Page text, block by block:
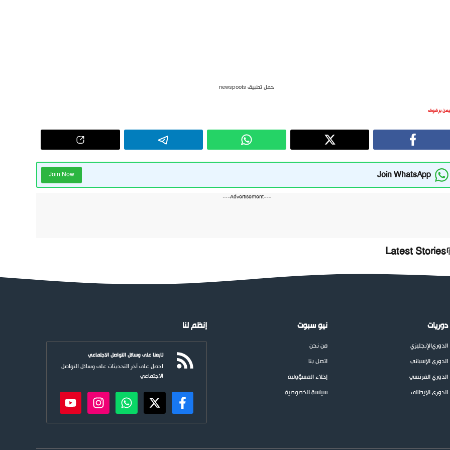
حمل تطبيق newspoots
برقوق
Join WhatsApp
Join Now
---Advertisement---
Latest Stories
دوريات
الدوريالإنجليزي
الدوري الإسباني
الدوري الفرنسي
الدوري الإيطالي
نيو سبوت
من نحن
اتصل بنا
إخلاء المسؤولية
سياسة الخصوصية
إنظم لنا
تابعنا على وسائل التواصل الاجتماعي
احصل على آخر التحديثات على وسائل التواصل
الاجتماعي